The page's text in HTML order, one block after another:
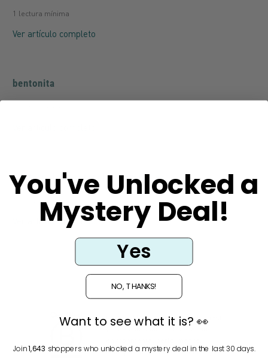
1 lectura mínima
Ver artículo completo
bentonita
acetato de tocoferol (vitamina e)
1 lectura mínima
Ver artículo completo
Certified B Corps meet the highest
transparency and accountability.
You've Unlocked a
Mystery Deal!
Yes
NO, THANKS!
Want to see what it is? 👀
Join1,643 shoppers who unlocked a mystery deal in the last 30 days.